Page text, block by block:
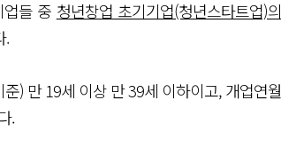
들 중 청년창업 초기기업(청년스타트업)의
.
) 만 19세 이상 만 39세 이하이고, 개업연월
.